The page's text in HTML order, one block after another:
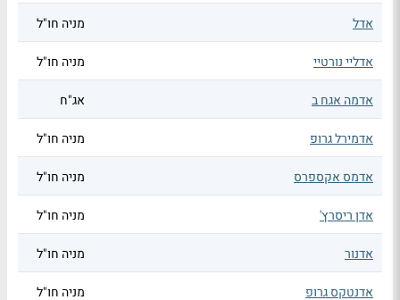
אדל מניה חו"ל
אדליי נורטיי מניה חו"ל
אדמה אגח ב אג"ח
אדמירל גרופ מניה חו"ל
אדמס אקספרס מניה חו"ל
אדן ריסרץ' מניה חו"ל
אדנור מניה חו"ל
אדנטקס גרופ מניה חו"ל